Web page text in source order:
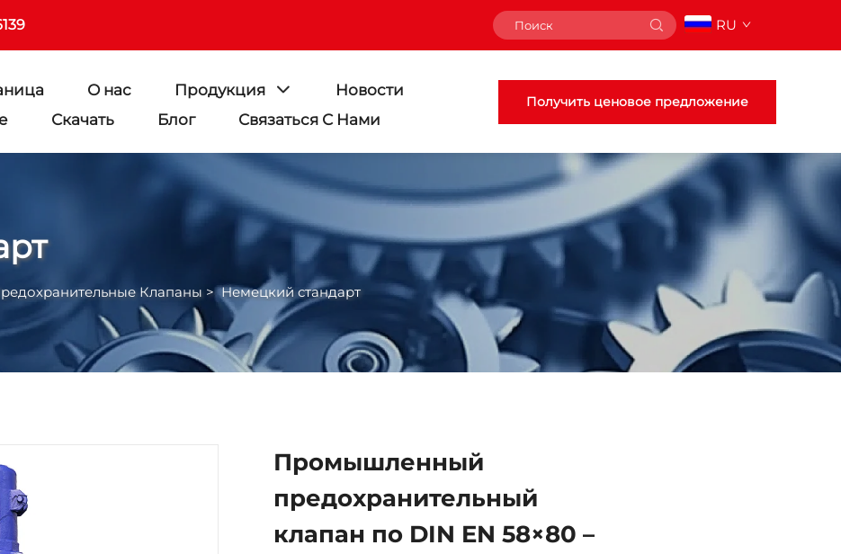
RU
О нас Продукция
Новости
Скачать Блог Связаться С Нами
Получить ценовое предложение
Клапаны >Немецкий стандарт
Промышленный
предохранительный
клапан по DIN EN 58×80 –